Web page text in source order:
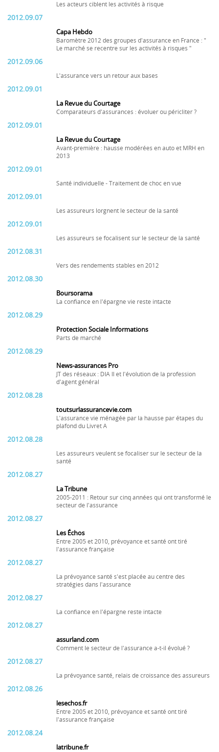
Les acteurs ciblent les activités à risque
2012.09.07
Capa Hebdo
Baromètre 2012 des groupes d'assurance en France : "
Le marché se recentre sur les activités à risques "
2012.09.06
L'assurance vers un retour aux bases
2012.09.01
La Revue du Courtage
Comparateurs d'assurances : évoluer ou péricliter ?
2012.09.01
La Revue du Courtage
Avant-première : hausse modérées en auto et MRH en
2013
2012.09.01
Santé individuelle - Traitement de choc en vue
2012.09.01
Les assureurs lorgnent le secteur de la santé
2012.09.01
Les assureurs se focalisent sur le secteur de la santé
2012.08.31
Vers des rendements stables en 2012
2012.08.30
Boursorama
La confiance en l'épargne vie reste intacte
2012.08.29
Protection Sociale Informations
Parts de marché
2012.08.29
News-assurances Pro
JT des réseaux : DIA II et l'évolution de la profession
d'agent général
2012.08.28
toutsurlassurancevie.com
L'assurance vie ménagée par la hausse par étapes du
plafond du Livret A
2012.08.28
Les assureurs veulent se focaliser sur le secteur de la
santé
2012.08.27
La Tribune
2005-2011 : Retour sur cinq années qui ont transformé le
secteur de l'assurance
2012.08.27
Les Échos
Entre 2005 et 2010, prévoyance et santé ont tiré
l'assurance française
2012.08.27
La prévoyance santé s'est placée au centre des
stratégies dans l'assurance
2012.08.27
La confiance en l'épargne reste intacte
2012.08.27
assurland.com
Comment le secteur de l'assurance a-t-il évolué ?
2012.08.27
La prévoyance santé, relais de croissance des assureurs
2012.08.26
lesechos.fr
Entre 2005 et 2010, prévoyance et santé ont tiré
l'assurance française
2012.08.24
latribune.fr